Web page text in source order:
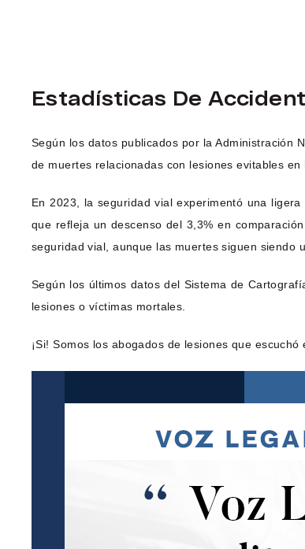
Estadísticas De
Según los datos publicados por la Administración
de muertes relacionadas con lesiones evitables
En 2023, la seguridad vial experimentó una
que refleja un descenso del 3,3% en
seguridad vial, aunque las muertes siguen siendo
Según los últimos datos del Sistema de
lesiones o víctimas mortales.
¡Si! Somos los abogados de lesiones que